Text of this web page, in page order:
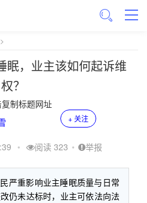
>
眠，业主该如何起诉维
权？
复制标题网址
+ 关注
• 阅读 323 • 举报
严重影响业主睡眠质量与日常
仍未达标时，业主可依法向法